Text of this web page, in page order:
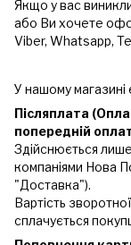
Якщо у вас
або Ви хочете
Viber, Whatsapp,
У нашому магазині
Післяплата
попередній
Здійснюється
компаніями Нова
"Доставка").
Вартість
сплачується